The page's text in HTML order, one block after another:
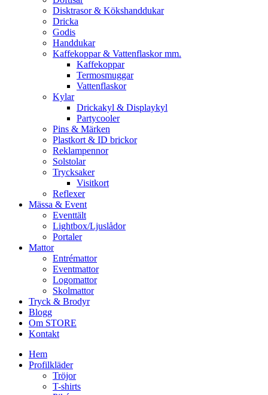
Disktrasor & Kökshanddukar
Dricka
Godis
Handdukar
Kaffekoppar & Vattenflaskor mm.
Kaffekoppar
Termosmuggar
Vattenflaskor
Kylar
Drickakyl & Displaykyl
Partycooler
Pins & Märken
Plastkort & ID brickor
Reklampennor
Solstolar
Trycksaker
Visitkort
Reflexer
Mässa & Event
Eventtält
Lightbox/Ljuslådor
Portaler
Mattor
Entrémattor
Eventmattor
Logomattor
Skolmattor
Tryck & Brodyr
Blogg
Om STORE
Kontakt
Hem
Profilkläder
Tröjor
T-shirts